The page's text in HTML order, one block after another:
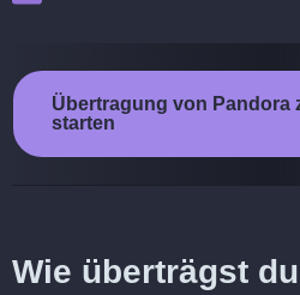
Übertragung von Pandora
starten
Wie überträgst